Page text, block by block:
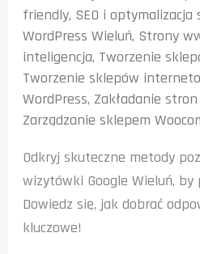
friendly, SEO i optymalizacja
WordPress Wieluń, Strony
inteligencja, Tworzenie
Tworzenie sklepów
WordPress, Zakładanie
Zarządzanie sklepem
Odkryj skuteczne metody
wizytówki Google Wieluń,
Dowiedz się, jak dobrać
kluczowe!